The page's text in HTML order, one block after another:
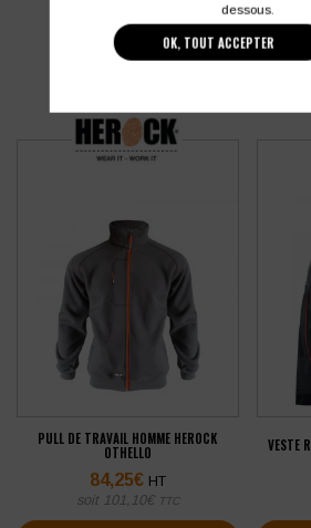
PRODUITS
PULL DE TRAVAIL HOMME HEROCK
OTHELLO
84,25€ HT
soit 101,10€ TTC
VESTE
dessous.
OK, TOUT ACCEPTER